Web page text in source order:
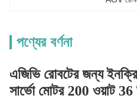
পণ্যের বর্ণনা
এজিভি রোবটের জন্য
সার্ভো মোটর 200 ওয়াট